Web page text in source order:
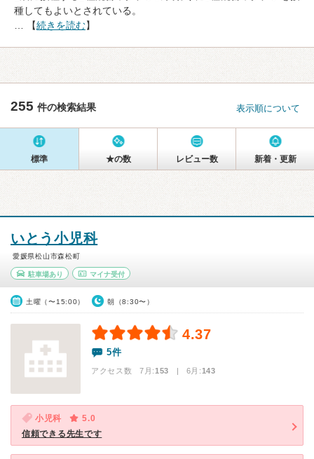
種してもよいとされている。
… 【続きを読む】
255 件の検索結果 表示順について
標準 ★の数 レビュー数 新着・更新
いとう小児科
愛媛県松山市森松町
駐車場あり マイナ受付
土曜（〜15:00） 朝（8:30〜）
4.37
5件
アクセス数 7月:153 | 6月:143
小児科
5.0
信頼できる先生です